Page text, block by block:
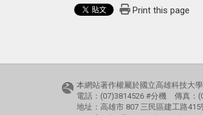
Print this page
本網站著作權屬於國立高雄科技大
電話：(07)3814526 #分機 傳真：
地址：高雄市 807 三民區建工路415